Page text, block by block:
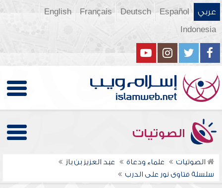
عربي Español
Deutsch
Français
English
Indonesia
الصوتيات
الصوتيات علماء ودعاة
عبد العزيز بن باز
سلسلة فتاوى نور على الدرب